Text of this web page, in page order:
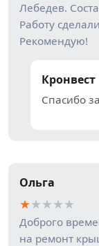
Лебедев.
Работу
Рекомендую!
Кронвест
Спасибо
Ольга
★★★★★
Доброго
на ремонт